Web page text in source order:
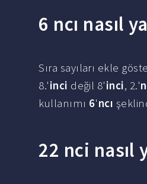
6 ncı nasıl
Sıra sayıları ekle
8.'inci değil 8'inci, 2.'
kullanımı 6'ncı
22 nci nasıl